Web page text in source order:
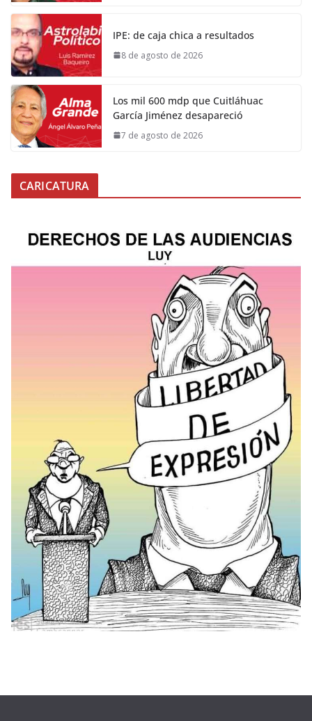
IPE: de caja chica a resultados
8 de agosto de 2026
Los mil 600 mdp que Cuitláhuac
García Jiménez desapareció
7 de agosto de 2026
CARICATURA